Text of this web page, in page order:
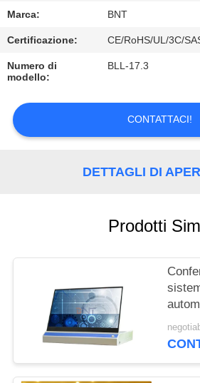
CONTATTICI
NOTIZIE
CASI
PRIVACY
POLICY
Marca: BNT
Certificazione: CE/RoHS/UL/3C/
Numero di
modello:
BLL-17.3
CONTATTACI!
DETTAGLI DI
Prodotti
FHD